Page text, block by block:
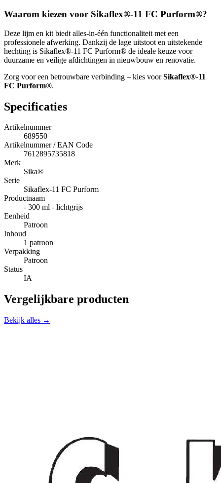
Waarom kiezen voor Sikaflex®-11 FC Purform®?
Deze lijm en kit biedt alles-in-één functionaliteit met een
professionele afwerking. Dankzij de lage uitstoot en uitstekende
hechting is Sikaflex®-11 FC Purform® de ideale keuze voor
duurzame en veilige afdichtingen in nieuwbouw en renovatie.
Zorg voor een betrouwbare verbinding – kies voorSikaflex®-11
FC Purform®.
Specificaties
Artikelnummer
689550
Artikelnummer / EAN Code
7612895735818
Merk
Sika®
Serie
Sikaflex-11 FC Purform
Productnaam
- 300 ml - lichtgrijs
Eenheid
Patroon
Inhoud
1 patroon
Verpakking
Patroon
Status
IA
Vergelijkbare producten
Bekijk alles →